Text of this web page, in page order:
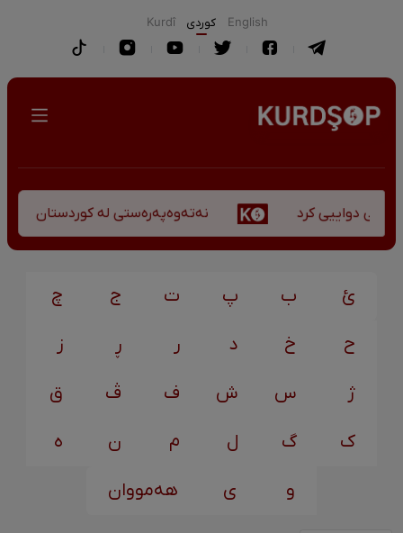
English كوردی Kurdî
دواییی کرد نەتەوەپەرەستی لە کوردستان -
ئ ب پ ت ج چ
ح خ د ر ڕ ز
ژ س ش ف ڤ ق
ک گ ل م ن ه
و ی هەمووان